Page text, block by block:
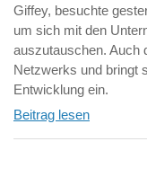
Giffey, besuchte
um sich mit den
auszutauschen. Auch
Netzwerks und bringt
Entwicklung ein.
Beitrag lesen